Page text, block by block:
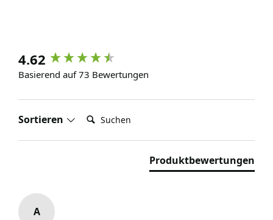
4.62
Basierend auf 73 Bewertungen
Sortieren Suchen:
Produktbewertungen
A